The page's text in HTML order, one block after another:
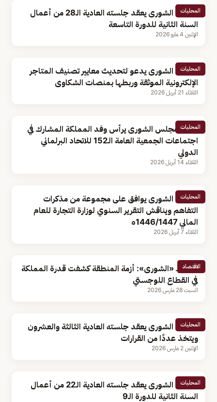
المحليات
مجلس الشورى يعقد جلسته العادية الـ28 من أعمال
السنة الثانية للدورة التاسعة
الإثنين 4 مايو 2026
المحليات
مجلس الشورى يدعو لتحديث معايير تصنيف المتاجر
الإلكترونية الموثقة وربطها بمنصات الشكاوى
الثلاثاء 21 أبريل 2026
المحليات
رئيس مجلس الشورى يرأس وفد المملكة المشارك في
اجتماعات الجمعية العامة الـ152 للاتحاد البرلماني
الدولي
الثلاثاء 14 أبريل 2026
المحليات
مجلس الشورى يوافق على مجموعة من مذكرات
التفاهم ويناقش التقرير السنوي لوزارة التجارة للعام
المالي 1446/1447ه
الثلاثاء 7 أبريل 2026
الاقتصاد
عضو بـ «الشورى»: أزمة المنطقة كشفت قدرة المملكة
في القطاع اللوجستي
السبت 28 مارس 2026
المحليات
مجلس الشورى يعقد جلسته العادية الثالثة والعشرون
ويتخذ عددًا من القرارات
الإثنين 2 مارس 2026
المحليات
مجلس الشورى يعقد جلسته العادية الـ22 من أعمال
السنة الثانية للدورة الـ9